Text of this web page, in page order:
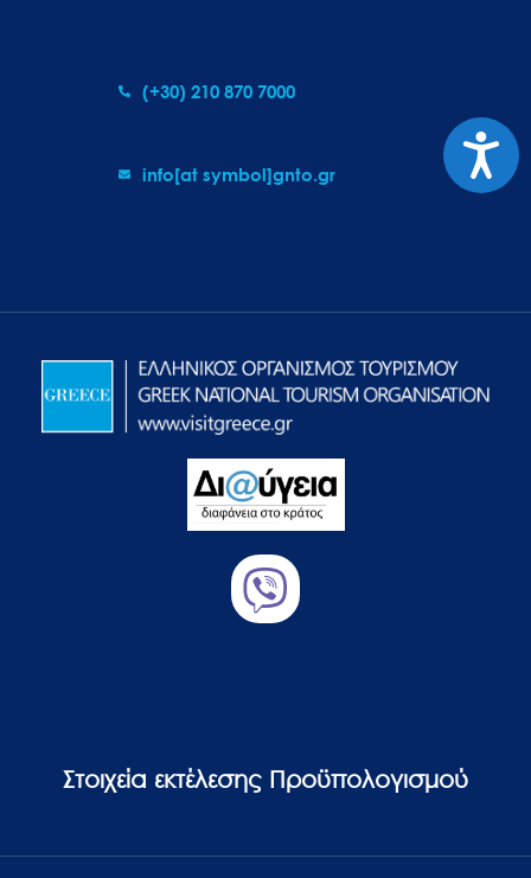
(+30) 210 870 7000
info[at symbol]gnto.gr
Στοιχεία εκτέλεσης Προϋπολογισμού